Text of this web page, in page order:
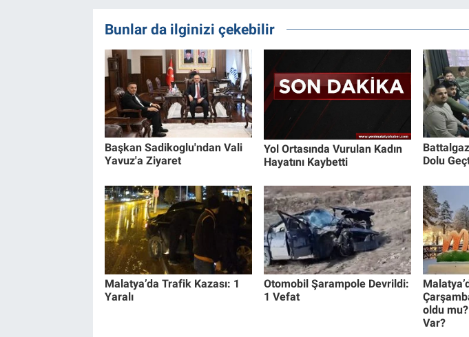
Bunlar da ilginizi çekebilir
Başkan Sadikoglu'ndan Vali
Yavuz'a Ziyaret
Yol Ortasında Vurulan Kadın
Hayatını Kaybetti
Dolu
Malatya’da Trafik Kazası: 1
Yaralı
Otomobil Şarampole Devrildi:
1 Vefat
oldu
Var?